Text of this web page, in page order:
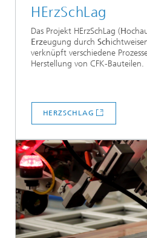
HErzSchLag
Das Projekt HErzSchLag (H
Erzeugung durch Sch
verknüpft verschiedene
Herstellung von CFK-Bauteilen.
HERZSCHLAG